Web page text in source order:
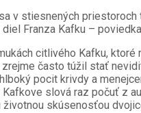
v stiesnených
Franza Kafku – poviedka
citlivého Kafku,
často túžil stať
pocit krivdy a
slová raz počuť z
skúsenosťou